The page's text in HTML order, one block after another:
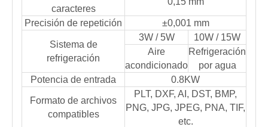
caracteres
Precisión de repetición ±0,001 mm
Sistema de
refrigeración
3W / 5W
10W / 15W
Aire
acondicionado
Refrigeración
por agua
Potencia de entrada
0.8KW
Formato de archivos
compatibles
PLT, DXF, AI, DST, BMP,
PNG, JPG, JPEG, PNA, TIF,
etc.